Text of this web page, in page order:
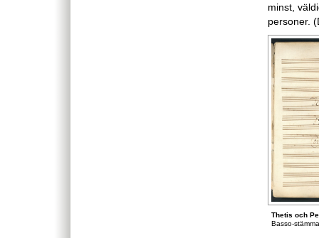
minst,
personer.
Thetis och
Basso-stämma